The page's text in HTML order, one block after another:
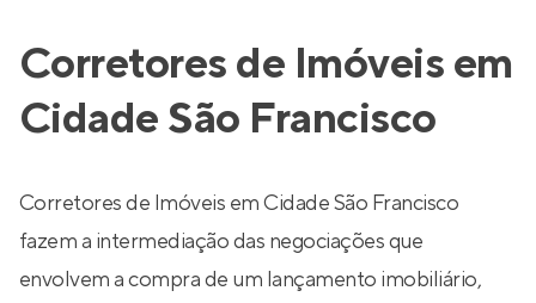
Corretores de Imóveis em
Cidade São Francisco
Corretores de Imóveis em Cidade São Francisco
fazem a intermediação das negociações que
envolvem a compra de um lançamento imobiliário,